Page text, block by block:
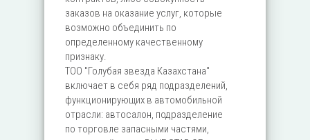
заказов на оказание услуг, которые
возможно объединить по
определенному качественному
признаку.
ТОО "Голубая звезда Казахстана"
включает в себя ряд подразделений,
функционирующих в автомобильной
отрасли: автосалон, подразделение
по торговле запасными частями,